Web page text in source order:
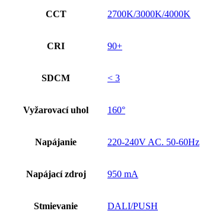
CCT 2700K/3000K/4000K
CRI 90+
SDCM < 3
Vyžarovací uhol 160°
Napájanie 220-240V AC. 50-60Hz
Napájací zdroj 950 mA
Stmievanie DALI/PUSH